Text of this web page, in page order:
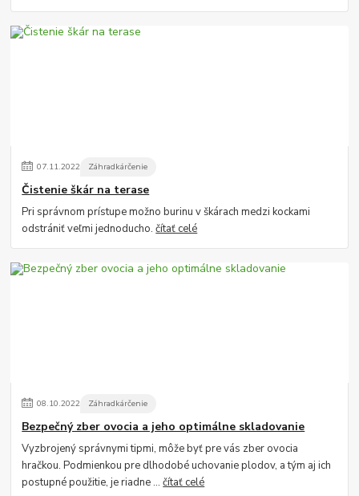
07.11.2022 Záhradkárčenie
Čistenie škár na terase
Pri správnom prístupe možno burinu v škárach medzi kockami
odstrániť veľmi jednoducho.čítať celé
08.10.2022 Záhradkárčenie
Bezpečný zber ovocia a jeho optimálne skladovanie
Vyzbrojený správnymi tipmi, môže byť pre vás zber ovocia
hračkou. Podmienkou pre dlhodobé uchovanie plodov, a tým aj ich
postupné použitie, je riadne ...čítať celé